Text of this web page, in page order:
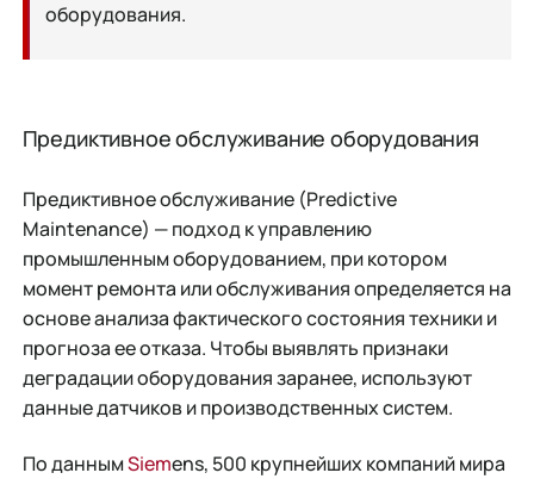
оборудования.
Предиктивное обслуживание оборудования
Предиктивное обслуживание (Predictive
Maintenance) — подход к управлению
промышленным оборудованием, при котором
момент ремонта или обслуживания определяется на
основе анализа фактического состояния техники и
прогноза ее отказа. Чтобы выявлять признаки
деградации оборудования заранее, используют
данные датчиков и производственных систем.
По даннымSiemens, 500 крупнейших компаний мира